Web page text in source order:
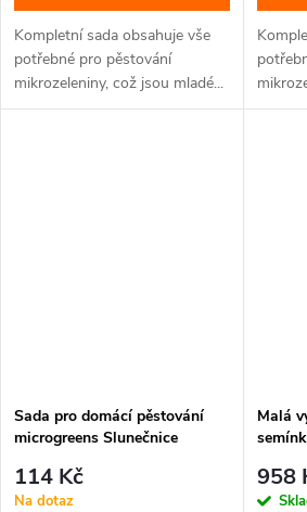
Kompletní sada obsahuje vše
potřebné pro pěstování
mikrozeleniny, což jsou mladé...
Sada pro domácí pěstování
microgreens Slunečnice
114 Kč
Na dotaz
Malá
ks
958